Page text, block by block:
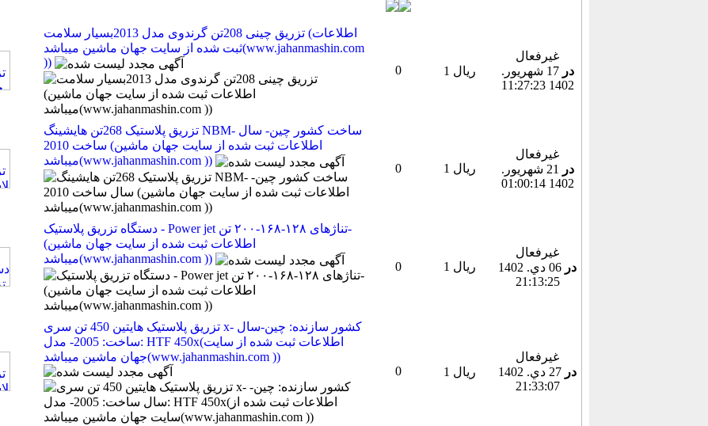
تزریق چینی 208تن گرندوی مدل 2013بسیار سلامت (اطلاعات
ثبت شده از سایت جهان ماشین میباشد(www.jahanmashin.com
))
0 1 ریال
غیرفعال
در
17 شهريور.
1402 11:27:23
تزریق پلاستیک 268تن هایشینگ NBM- ساخت کشور چین- سال
ساخت 2010 (اطلاعات ثبت شده از سایت جهان ماشین
میباشد(www.jahanmashin.com ))
0 1 ریال
غیرفعال
در
21 شهريور.
1402 01:00:14
دستگاه تزریق پلاستیک - Power jet تناژهای ۱۲۸-۱۶۸-۲۰۰ تن-
(اطلاعات ثبت شده از سایت جهان ماشین
میباشد(www.jahanmashin.com ))
0 1 ریال
غیرفعال
در
06 دي. 1402
21:13:25
تزریق پلاستیک هایتین 450 تن سری x- كشور سازنده: چين-سال
ساخت: 2005- مدل: HTF 450x(اطلاعات ثبت شده از سایت
جهان ماشین میباشد(www.jahanmashin.com ))
0
1 ریال
غیرفعال
در
27 دي. 1402
21:33:07